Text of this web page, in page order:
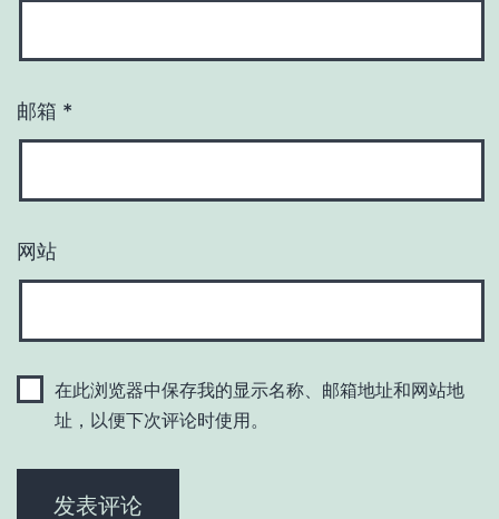
邮箱 *
网站
在此浏览器中保存我的显示名称、邮箱地址和网站地
址，以便下次评论时使用。